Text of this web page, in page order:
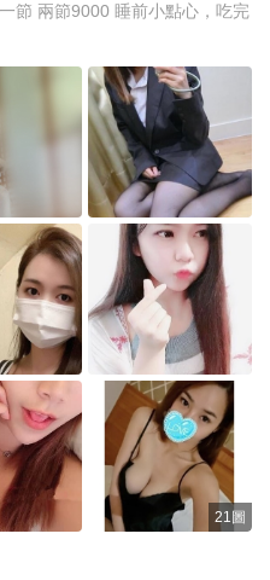
節 兩節9000 睡前小點心，吃完
21圖